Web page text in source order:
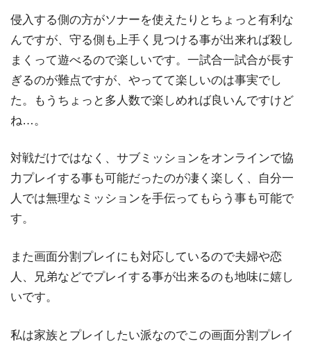
侵入する側の方がソナーを使えたりとちょっと有利な
んですが、守る側も上手く見つける事が出来れば殺し
まくって遊べるので楽しいです。一試合一試合が長す
ぎるのが難点ですが、やってて楽しいのは事実でし
た。もうちょっと多人数で楽しめれば良いんですけど
ね…。
対戦だけではなく、サブミッションをオンラインで協
力プレイする事も可能だったのが凄く楽しく、自分一
人では無理なミッションを手伝ってもらう事も可能で
す。
また画面分割プレイにも対応しているので夫婦や恋
人、兄弟などでプレイする事が出来るのも地味に嬉し
いです。
私は家族とプレイしたい派なのでこの画面分割プレイ